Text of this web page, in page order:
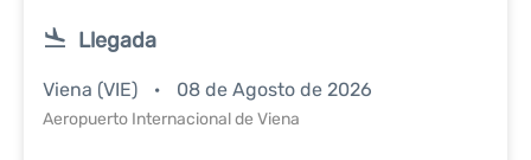
Llegada
Viena (VIE) 08 de Agosto de 2026
Aeropuerto Internacional de Viena